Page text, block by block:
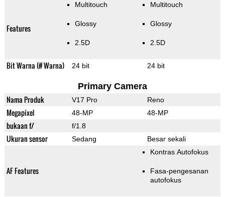
Features
Multitouch
Glossy
2.5D
Multitouch
Glossy
2.5D
Bit Warna (# Warna) 24 bit 24 bit
Primary Camera
Nama Produk V17 Pro Reno
Megapixel 48-MP 48-MP
bukaan f/ f/1.8
Ukuran sensor Sedang Besar sekali
AF Features
Kontras Autofokus
Fasa-pengesanan
autofokus